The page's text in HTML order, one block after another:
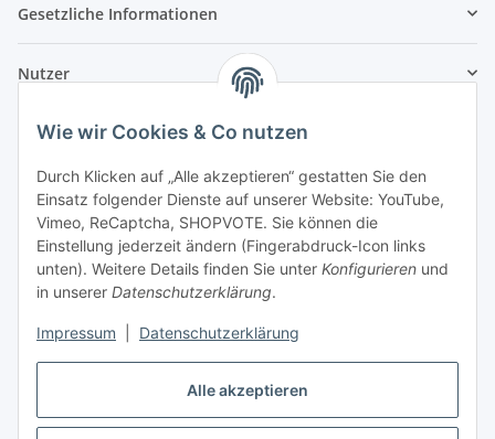
Alle akzeptieren
Wie wir Cookies & Co nutzen
Durch Klicken auf „Alle akzeptieren“ gestatten Sie den
Einsatz folgender Dienste auf unserer Website: YouTube,
Vimeo, ReCaptcha, SHOPVOTE. Sie können die
Einstellung jederzeit ändern (Fingerabdruck-Icon links
unten). Weitere Details finden Sie unter Konfigurieren und
in unserer Datenschutzerklärung.
Impressum Datenschutzerklärung
Gesetzliche Informationen
Nutzer